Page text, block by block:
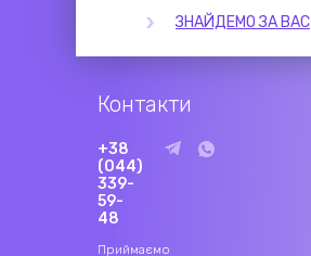
ЗНАЙДЕМО ЗА ВАС
Контакти
+38
(044)
339-
59-
48
Приймаємо